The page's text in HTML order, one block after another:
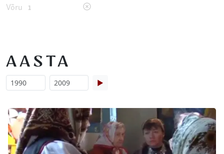
Võru 1
AASTA
▶